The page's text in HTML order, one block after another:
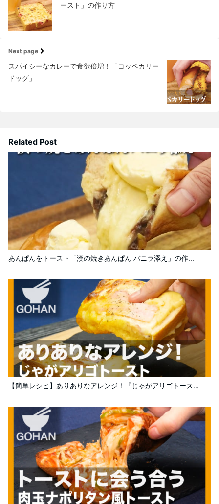
ースト」の作り方
Next page
スパイシーなカレーで食欲倍増！「コッペカリー
ドッグ」
Related Post
あんぱんをトースト「漢の焼きあんぱん バニラ添え」の作...
【簡単レシピ】ありありなアレンジ！『じゃがアリゴトース...